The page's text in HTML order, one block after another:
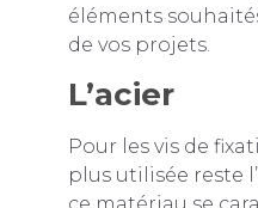
éléments
de vos projets.
L’acier
Pour les vis de
plus utilisée reste